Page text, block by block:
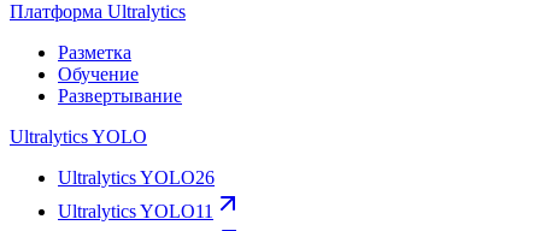
Платформа Ultralytics
Разметка
Обучение
Развертывание
Ultralytics YOLO
Ultralytics YOLO26
Ultralytics YOLO11